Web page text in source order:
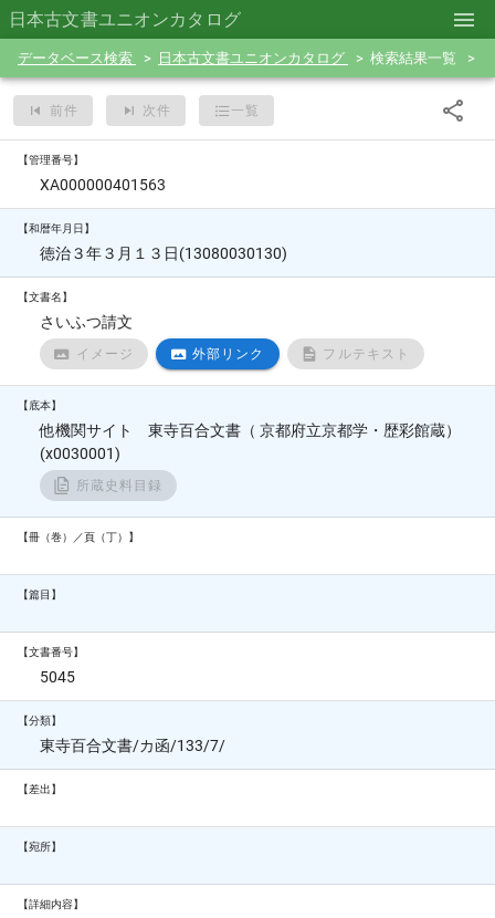
日本古文書ユニオンカタログ
データベース検索 日本古文書ユニオンカタログ 検索結果一覧
前件 次件 一覧
【管理番号】
XA000000401563
【和暦年月日】
徳治３年３月１３日(13080030130)
【文書名】
さいふつ請文
イメージ 外部リンク フルテキスト
【底本】
他機関サイト 東寺百合文書（ 京都府立京都学・歴彩館蔵）
(x0030001)
所蔵史料目録
【冊（巻）／頁（丁）】
【篇目】
【文書番号】
5045
【分類】
東寺百合文書/カ函/133/7/
【差出】
【宛所】
【詳細内容】